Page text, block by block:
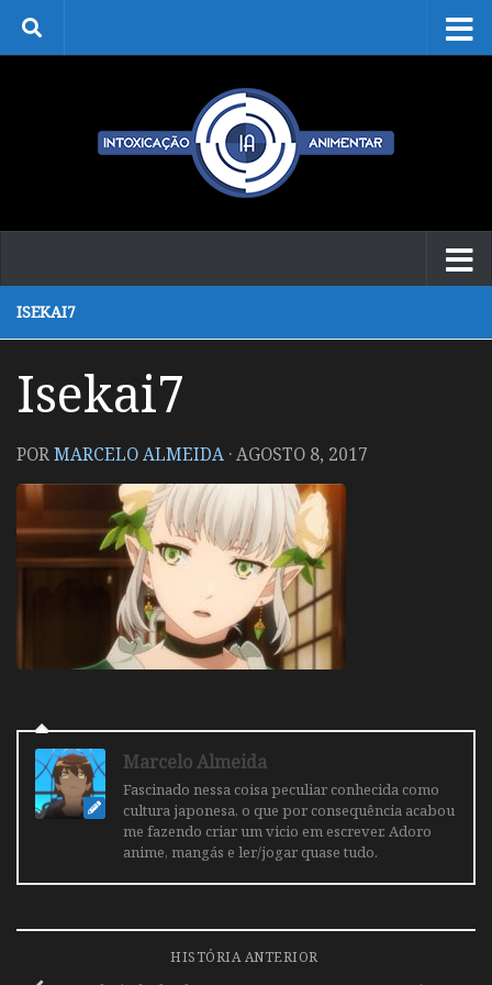
Skip to content
ISEKAI7
Isekai7
PORMARCELO ALMEIDA ·AGOSTO 8, 2017
Marcelo Almeida
Fascinado nessa coisa peculiar conhecida como
cultura japonesa, o que por consequência acabou
me fazendo criar um vicio em escrever. Adoro
anime, mangás e ler/jogar quase tudo.
HISTÓRIA ANTERIOR